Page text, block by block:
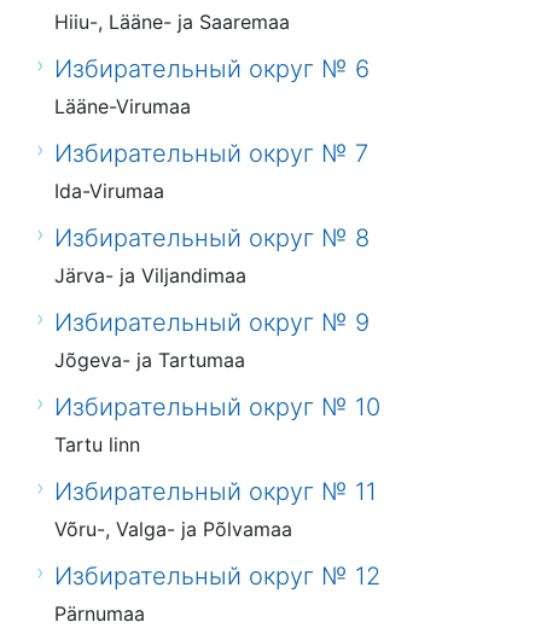
Hiiu-, Lääne- ja Saaremaa
Избирательный округ № 6
Lääne-Virumaa
Избирательный округ № 7
Ida-Virumaa
Избирательный округ № 8
Järva- ja Viljandimaa
Избирательный округ № 9
Jõgeva- ja Tartumaa
Избирательный округ № 10
Tartu linn
Избирательный округ № 11
Võru-, Valga- ja Põlvamaa
Избирательный округ № 12
Pärnumaa